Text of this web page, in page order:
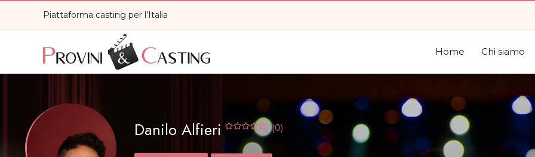
Piattaforma casting per l’Italia
Home Chi siamo
Danilo Alfieri (0)